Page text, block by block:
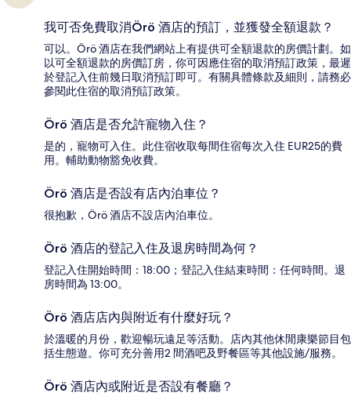
我可否免費取消Örö 酒店的預訂，並獲發全額退款？
可以。Örö 酒店在我們網站上有提供可全額退款的房價計劃。如
以可全額退款的房價訂房，你可因應住宿的取消預訂政策，最遲
於登記入住前幾日取消預訂即可。有關具體條款及細則，請務必
參閱此住宿的取消預訂政策。
Örö 酒店是否允許寵物入住？
是的，寵物可入住。此住宿收取每間住宿每次入住 EUR25的費
用。輔助動物豁免收費。
Örö 酒店是否設有店內泊車位？
很抱歉，Örö 酒店不設店內泊車位。
Örö 酒店的登記入住及退房時間為何？
登記入住開始時間：18:00；登記入住結束時間：任何時間。退
房時間為 13:00。
Örö 酒店店內與附近有什麼好玩？
於溫暖的月份，歡迎暢玩遠足等活動。店內其他休閒康樂節目包
括生態遊。你可充分善用2 間酒吧及野餐區等其他設施/服務。
Örö 酒店內或附近是否設有餐廳？